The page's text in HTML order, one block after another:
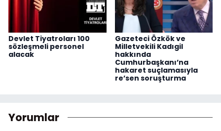
Devlet Tiyatroları 100
sözleşmeli personel
alacak
Gazeteci Özkök ve
Milletvekili Kadıgil
hakkında
Cumhurbaşkanı’na
hakaret suçlamasıyla
re’sen soruşturma
Yorumlar